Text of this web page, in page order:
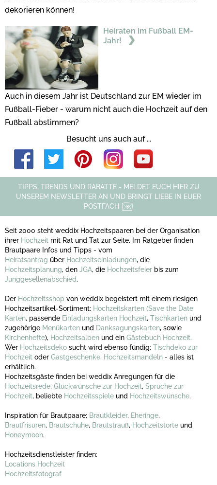
dekorieren können!
Heiraten im Fußball EM-
Jahr!
Auch in diesem Jahr ist Deutschland zur EM wieder im
Fußball-Fieber - warum nicht auch die Hochzeit auf den
Fußball abstimmen?
Besucht uns auch auf ...
TIPPS, TRENDS UND RABATTE - MELDET EUCH HIER ZU
UNSEREM NEWSLETTER AN UND BRINGT LIEBE IN EUER
POSTFACH
Seit 2000 steht weddix Hochzeitspaaren bei der Organisation
ihrer Hochzeit mit Rat und Tat zur Seite. Im Ratgeber finden
Brautpaare Infos und Tipps - vom
Heiratsantrag über Hochzeitseinladungen, die
Hochzeitsplanung, den JGA, die Hochzeitsfeier bis zum
Junggesellenabschied.
Der Hochzeitsshop von weddix begeistert mit einem riesigen
Hochzeitsartikel-Sortiment: Hochzeitskarten (Save the Date
Karten, passende Einladungskarten Hochzeit, Tischkarten und
zugehörige Menükarten und Danksagungskarten, sowie
Kirchenhefte), Hochzeitsalben und ein Gästebuch Hochzeit.
Wer Hochzeitsdeko sucht wird ebenso fündig: Tischdeko zur
Hochzeit oder Gastgeschenke, Hochzeitsmandeln - alles ist
erhältlich.
Hochzeitsgäste finden bei weddix Anregungen für die
Hochzeitsrede, Glückwünsche zur Hochzeit, Sprüche zur
Hochzeit, beliebte Hochzeitsspiele und Hochzeitswünsche.
Inspiration für Brautpaare: Brautkleider, Eheringe,
Brautfrisuren, Brautschuhe, Brautstrauß, Hochzeitstorte und
Honeymoon.
Hochzeitsdienstleister finden:
Locations Hochzeit
Hochzeitsfotograf